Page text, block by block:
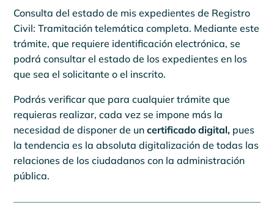
Consulta del estado de mis expedientes de Registro
Civil: Tramitación telemática completa. Mediante este
trámite, que requiere identificación electrónica, se
podrá consultar el estado de los expedientes en los
que sea el solicitante o el inscrito.
Podrás verificar que para cualquier trámite que
requieras realizar, cada vez se impone más la
necesidad de disponer de un certificado digital, pues
la tendencia es la absoluta digitalización de todas las
relaciones de los ciudadanos con la administración
pública.